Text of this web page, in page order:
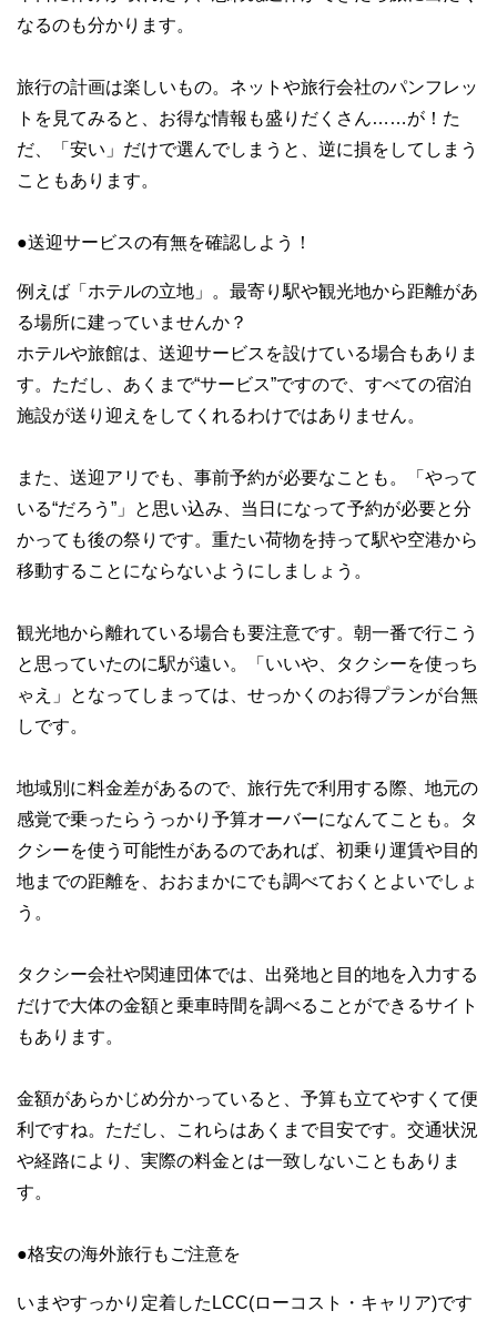
なるのも分かります。
旅行の計画は楽しいもの。ネットや旅行会社のパンフレッ
トを見てみると、お得な情報も盛りだくさん……が！た
だ、「安い」だけで選んでしまうと、逆に損をしてしまう
こともあります。
●送迎サービスの有無を確認しよう！
例えば「ホテルの立地」。最寄り駅や観光地から距離があ
る場所に建っていませんか？
ホテルや旅館は、送迎サービスを設けている場合もありま
す。ただし、あくまで“サービス”ですので、すべての宿泊
施設が送り迎えをしてくれるわけではありません。
また、送迎アリでも、事前予約が必要なことも。「やって
いる“だろう”」と思い込み、当日になって予約が必要と分
かっても後の祭りです。重たい荷物を持って駅や空港から
移動することにならないようにしましょう。
観光地から離れている場合も要注意です。朝一番で行こう
と思っていたのに駅が遠い。「いいや、タクシーを使っち
ゃえ」となってしまっては、せっかくのお得プランが台無
しです。
地域別に料金差があるので、旅行先で利用する際、地元の
感覚で乗ったらうっかり予算オーバーになんてことも。タ
クシーを使う可能性があるのであれば、初乗り運賃や目的
地までの距離を、おおまかにでも調べておくとよいでしょ
う。
タクシー会社や関連団体では、出発地と目的地を入力する
だけで大体の金額と乗車時間を調べることができるサイト
もあります。
金額があらかじめ分かっていると、予算も立てやすくて便
利ですね。ただし、これらはあくまで目安です。交通状況
や経路により、実際の料金とは一致しないこともありま
す。
●格安の海外旅行もご注意を
いまやすっかり定着したLCC(ローコスト・キャリア)です